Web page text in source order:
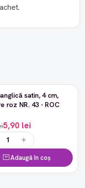
satin, 4 cm,
roz NR. 43 - ROC
5,90 lei
Adaugă în coș